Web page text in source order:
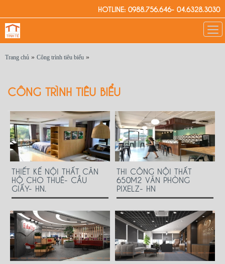
HOTLINE: 0988.756.646- 04.6328.3030
Trang chủ » Công trình tiêu biểu »
CÔNG TRÌNH TIÊU BIỂU
THIẾT KẾ NỘI THẤT CĂN
HỘ CHO THUÊ- CẦU
GIẤY- HN.
THI CÔNG NỘI THẤT
650M2 VĂN PHÒNG
PIXELZ- HN